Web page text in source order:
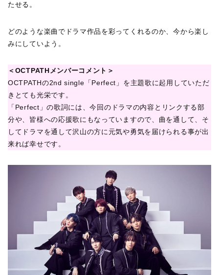
たせる。
どのような楽曲でドラマ作品を彩ってくれるのか、今から楽し
みにしていよう。
＜OCTPATHメンバーコメント＞
OCTPATHの2nd single「Perfect」を主題歌に起用していただ
きとても光栄です。
「Perfect」の歌詞には、今回のドラマの内容とリンクする部
分や、皆様への応援歌にもなっていますので、曲を通して、そ
してドラマを通して沢山の方に元気や勇気を届けられる事が出
来れば幸せです。